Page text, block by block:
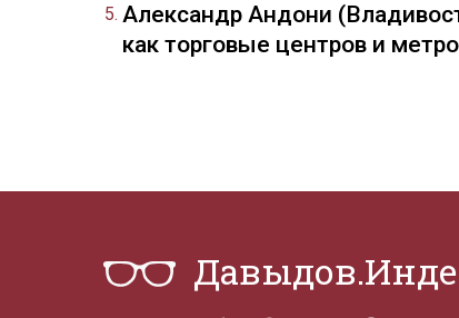
Александр Андони
как торговые центров и